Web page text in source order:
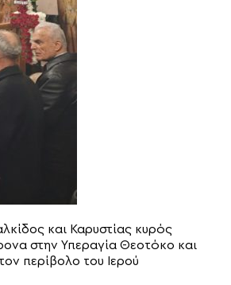
και Καρυστίας κυρός
στην Υπεραγία Θεοτόκο και
περίβολο του Ιερού